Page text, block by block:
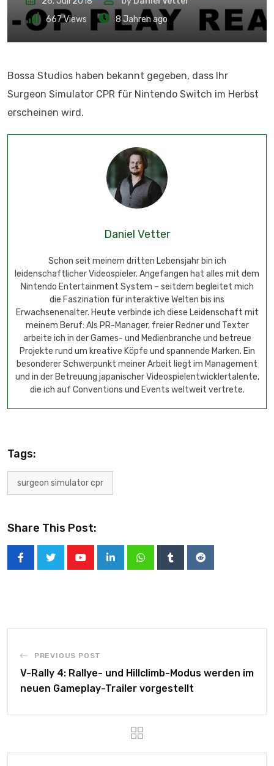
667Views 8 Jahren ago
Bossa Studios haben bekannt gegeben, dass Ihr
Surgeon Simulator CPR für Nintendo Switch im Herbst
erscheinen wird.
Daniel Vetter
Schon seit meinem dritten Lebensjahr bin ich
leidenschaftlicher Videospieler. Angefangen hat alles mit dem
Nintendo Entertainment System – seitdem begleitet mich
die Faszination für interaktive Welten bis ins
Erwachsenenalter. Heute verbinde ich diese Leidenschaft mit
meinem Beruf: Als PR-Manager, freier Redner und Texter
arbeite ich in der Games- und Medienbranche und betreue
Projekte rund um kreative Köpfe und spannende Marken. Ein
besonderer Schwerpunkt meiner Arbeit liegt im Management
und in der Betreuung japanischer Videospielentwicklertalente,
die ich auf Conventions und Events weltweit vertrete.
Tags:
surgeon simulator cpr
Share This Post:
PREVIOUS POST
V-Rally 4: Rallye- und Hillclimb-Modus werden im
neuen Gameplay-Trailer vorgestellt